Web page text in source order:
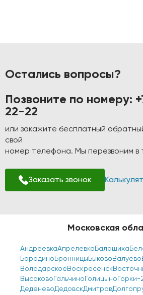
Остались вопросы?
Позвоните по номеру:
22-22
или закажите бесплатный
свой
номер телефона. Мы перезвоним в
Заказать звонок
Московская
АндреевкаАпрелевкаБалашиха
БородиноБронницыБыковоВалуево
ВолодарскоеВоскресенск
ВысоковоГальчиноГолицыноГорки-
ДеденевоДедовскДмитров